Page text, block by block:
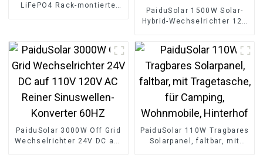
LiFePO4 Rack-montierte
PaiduSolar 1500W Solar-
Hybrid-Wechselrichter 12V
Wechselrichter 80A MPPT
Solarladegerät
PaiduSolar 3000W Off Grid
Wechselrichter 24V DC auf
PaiduSolar 110W Tragbares
Solarpanel, faltbar, mit